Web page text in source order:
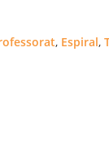
, Espiral,